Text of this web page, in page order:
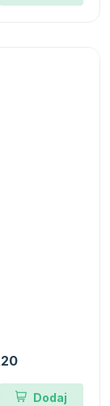
Dodaj